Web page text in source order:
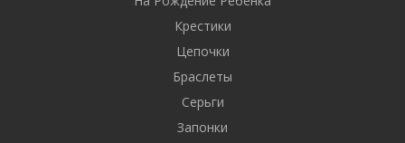
Крестики
Цепочки
Браслеты
Серьги
Запонки